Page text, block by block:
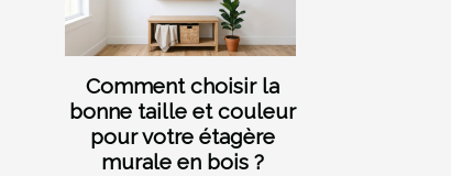
Comment choisir la
bonne taille et couleur
pour votre étagère
murale en bois ?